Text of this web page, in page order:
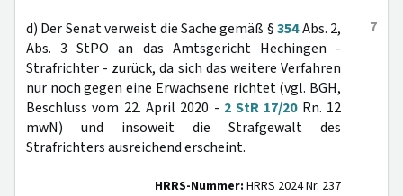
7
d) Der Senat verweist die Sache gemäß §354Abs. 2,
Abs. 3 StPO an das Amtsgericht Hechingen -
Strafrichter - zurück, da sich das weitere Verfahren
nur noch gegen eine Erwachsene richtet (vgl. BGH,
Beschluss vom 22. April 2020 - 2 StR 17/20Rn. 12
mwN) und insoweit die Strafgewalt des
Strafrichters ausreichend erscheint.
HRRS-Nummer: HRRS 2024 Nr. 237